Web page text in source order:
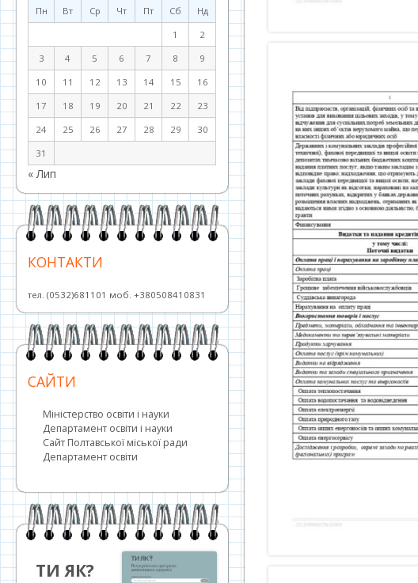
Пн
Вт Ср Чт Пт Сб
Нд
1
2
3
4 5 6 7 8
9
10
11 12 13 14 15
16
17
18 19 20 21 22
23
24
25 26 27 28 29
30
31
« Лип
КОНТАКТИ
тел. (0532)681101 моб. +380508410831
САЙТИ
Міністерство освіти і науки
Департамент освіти і науки
Сайт Полтавської міської ради
Департамент освіти
ТИ ЯК?